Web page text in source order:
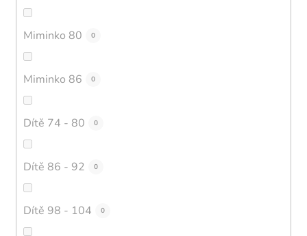
Miminko 80 0
Miminko 86 0
Dítě 74 - 80 0
Dítě 86 - 92 0
Dítě 98 - 104 0